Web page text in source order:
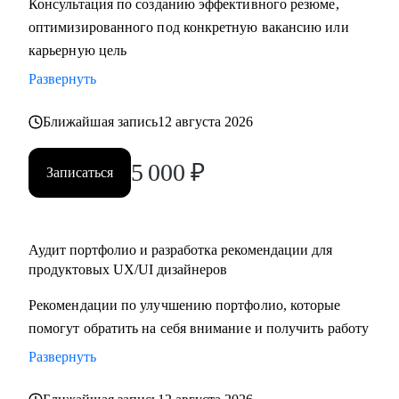
Консультация по созданию эффективного резюме,
оптимизированного под конкретную вакансию или
карьерную цель
Развернуть
Ближайшая запись12 августа 2026
Записаться 5 000 ₽
Аудит портфолио и разработка рекомендации для
продуктовых UX/UI дизайнеров
Рекомендации по улучшению портфолио, которые
помогут обратить на себя внимание и получить работу
Развернуть